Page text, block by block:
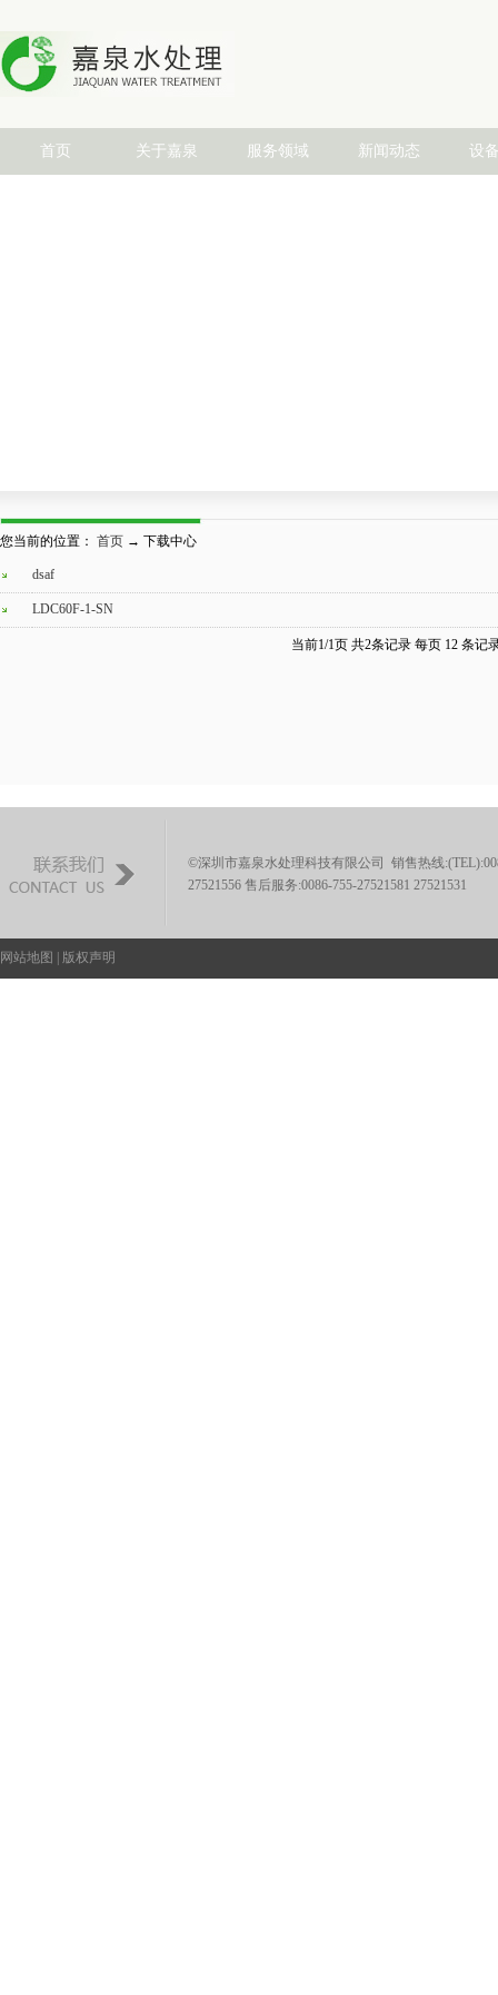
首页 关于嘉泉 服务领域 新闻动态 设
您当前的位置： 首页 → 下载中心
dsaf
LDC60F-1-SN
当前1/1页 共2条记录 每页 12 条记
©深圳市嘉泉水处理科技有限公司 销售热线
27521556 售后服务:0086-755-27521581 27521531
网站地图 版权声明